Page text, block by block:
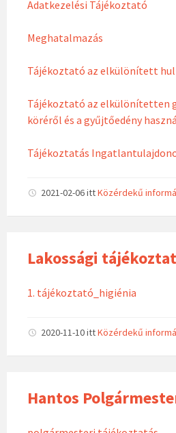
Adatkezelési Tájékoztató
Meghatalmazás
Tájékoztató az elkülönített
Tájékoztató az elkülönítetten
köréről és a gyűjtőedény
Tájékoztatás
2021-02-06ittKözérdekű
Lakossági
1. tájékoztató_higiénia
2020-11-10ittKözérdekű
Hantos